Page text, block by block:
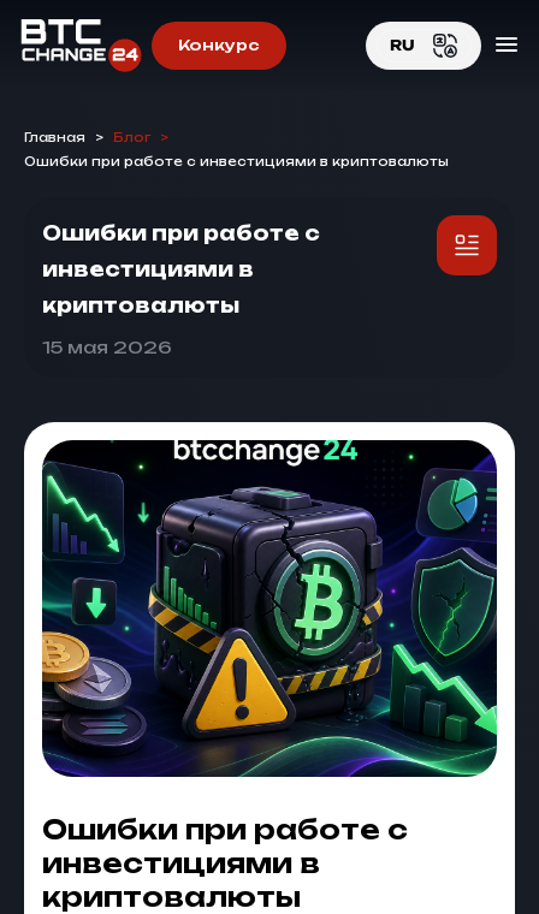
Конкурс RU
RU
Главная > Блог
>
Ошибки при работе с инвестициями в криптовалюты
Ошибки при работе с
инвестициями в
криптовалюты
15 мая 2026
Ошибки при работе с
инвестициями в
криптовалюты